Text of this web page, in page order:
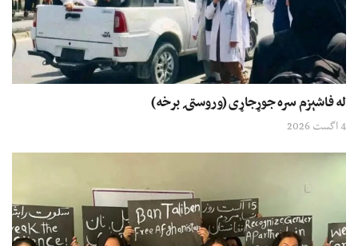
له فاشېزم سره جوړجاړی (وروستۍ برخه)
4 اگست 2026